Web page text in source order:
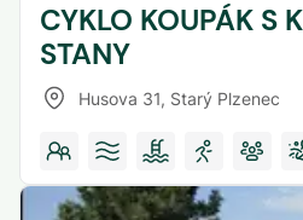
CYKLO KOUPÁK S
STANY
Husova 31, Starý Plzenec